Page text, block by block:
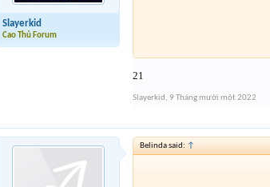
Slayerkid
Cao Thủ Forum
21
Slayerkid , 9 Tháng mười một 2022
Belinda said: ↑